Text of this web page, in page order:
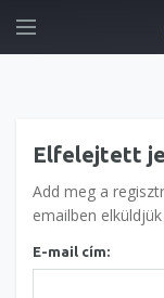
Elfelejtett
Add meg a
emailben
E-mail cím: